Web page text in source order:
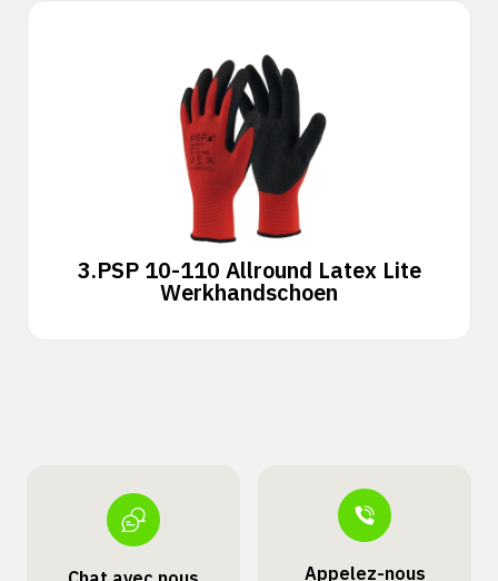
3.PSP 10-110 Allround Latex Lite
Werkhandschoen
Appelez-nous